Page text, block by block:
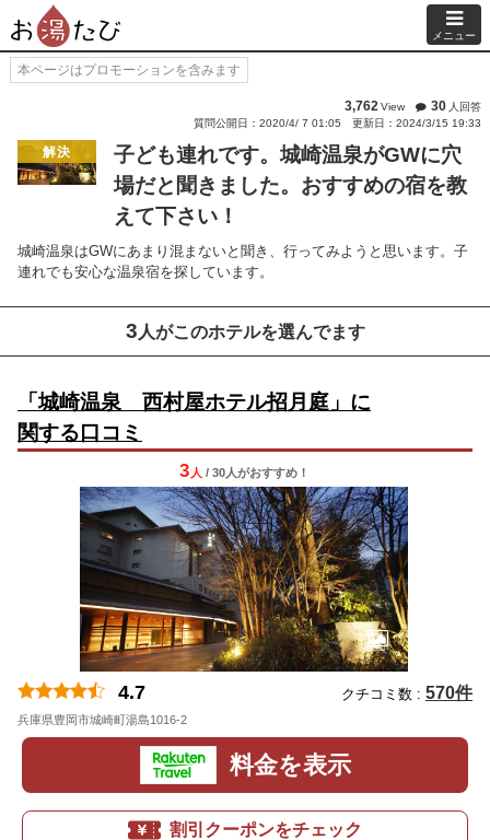
メニュー
本ページはプロモーションを含みます
3,762View 30 人回答
質問公開日：2020/4/ 7 01:05
更新日：2024/3/15 19:33
解決
子ども連れです。城崎温泉がGWに穴
場だと聞きました。おすすめの宿を教
えて下さい！
城崎温泉はGWにあまり混まないと聞き、行ってみようと思います。子
連れでも安心な温泉宿を探しています。
3 人がこのホテルを選んでます
「城崎温泉 西村屋ホテル招月庭」に
関する口コミ
3 人 / 30人がおすすめ！
4.7 クチコミ数 : 570件
兵庫県豊岡市城崎町湯島1016-2
料金を表示
割引クーポンをチェック